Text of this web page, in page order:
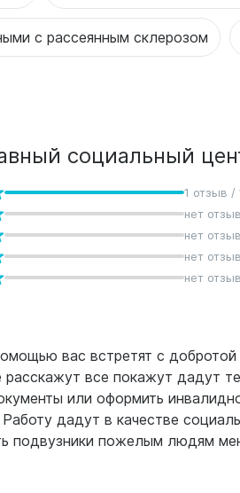
с рассеянным склерозом
социальный
1 отзыв /
нет
нет
нет
нет
вас встретят с добротой
все покажут дадут
или оформить
дадут в качестве
подвузники пожелым людям